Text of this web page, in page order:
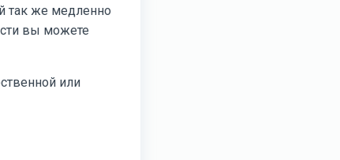
так же медленно
вы можете
или